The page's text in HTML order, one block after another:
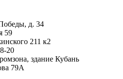
д. 34
59
211 к2
20
здание Кубань
79А